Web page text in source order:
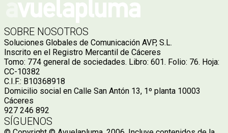
SOBRE NOSOTROS
Soluciones Globales de Comunicación AVP, S.L.
Inscrito en el Registro Mercantil de Cáceres
Tomo: 774 general de sociedades. Libro: 601. Folio: 76. Hoja:
CC-10382
C.I.F.: B10368918
Domicilio social en Calle San Antón 13, 1º planta 10003
Cáceres
927 246 892
SÍGUENOS